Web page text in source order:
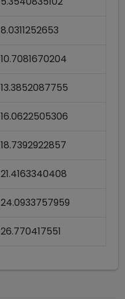
8.0311252653
10.7081670204
13.3852087755
16.0622505306
18.7392922857
21.4163340408
24.0933757959
26.770417551